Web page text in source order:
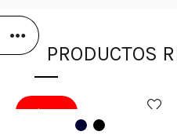
PRODUCTOS
2 X $129.990